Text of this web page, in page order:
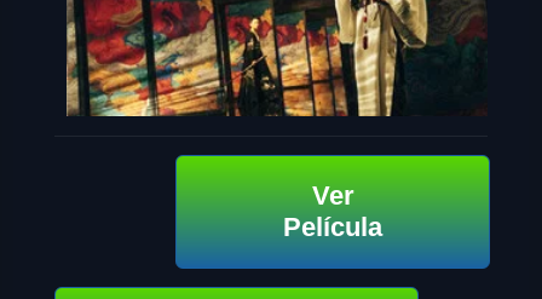
Ver
Película